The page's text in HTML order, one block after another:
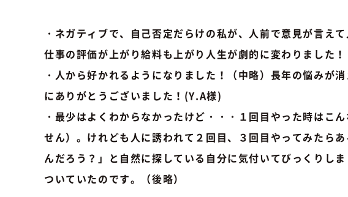
・ネガティブで、自己否定だらけの私が、人前で意見が言え
仕事の評価が上がり給料も上がり人生が劇的に変わりました！
・人から好かれるようになりました！（中略）長年の悩みが
にありがとうございました！(Y.A様)
・最少はよくわからなかったけど・・・１回目やった時はこ
せん）。けれども人に誘われて２回目、３回目やってみたら
んだろう？」と自然に探している自分に気付いてびっくりし
ついていたのです。（後略）